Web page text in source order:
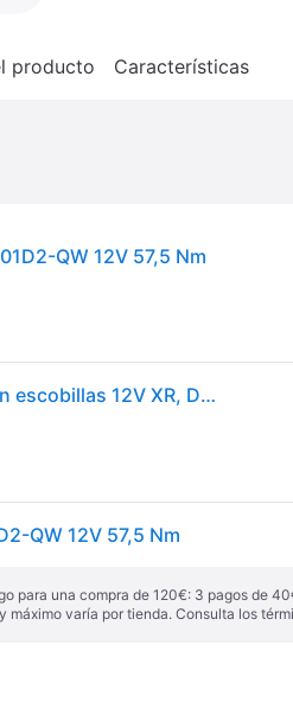
producto Características
QW 12V 57,5 Nm
DEWALT Taladro atornillador compacto sin escobillas 12V XR, DCD701D2-QW
QW 12V 57,5 Nm
para una compra de 120€: 3 pagos de
máximo varía por tienda. Consulta los